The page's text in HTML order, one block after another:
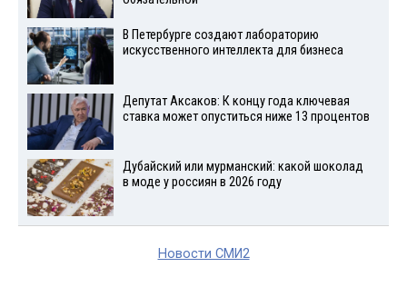
В Петербурге создают лабораторию
искусственного интеллекта для бизнеса
Депутат Аксаков: К концу года ключевая
ставка может опуститься ниже 13 процентов
Дубайский или мурманский: какой шоколад
в моде у россиян в 2026 году
Новости СМИ2